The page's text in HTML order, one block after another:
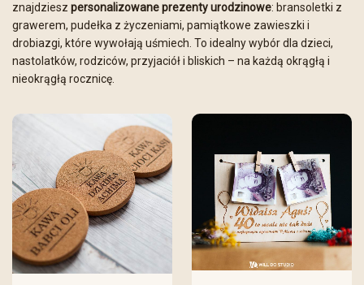
znajdziesz personalizowane prezenty urodzinowe: bransoletki z
grawerem, pudełka z życzeniami, pamiątkowe zawieszki i
drobiazgi, które wywołają uśmiech. To idealny wybór dla dzieci,
nastolatków, rodziców, przyjaciół i bliskich – na każdą okrągłą i
nieokrągłą rocznicę.